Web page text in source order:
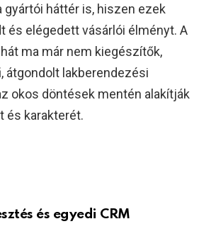
gyártói háttér is, hiszen ezek
és elégedett vásárlói élményt. A
ma már nem kiegészítők,
átgondolt lakberendezési
okos döntések mentén alakítják
és karakterét.
és egyedi CRM